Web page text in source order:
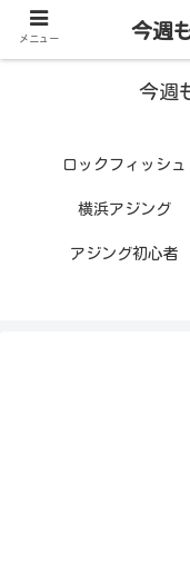
今週
ロックフィッシュ
横浜アジング
アジング初心者
メニュー 今週